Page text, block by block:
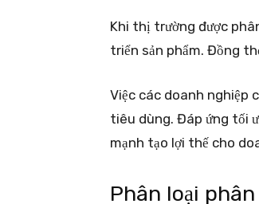
Khi thị trường được
triển sản phẩm. Đồng
Việc các doanh nghiệp
tiêu dùng. Đáp ứng tối
mạnh tạo lợi thế cho
Phân loại